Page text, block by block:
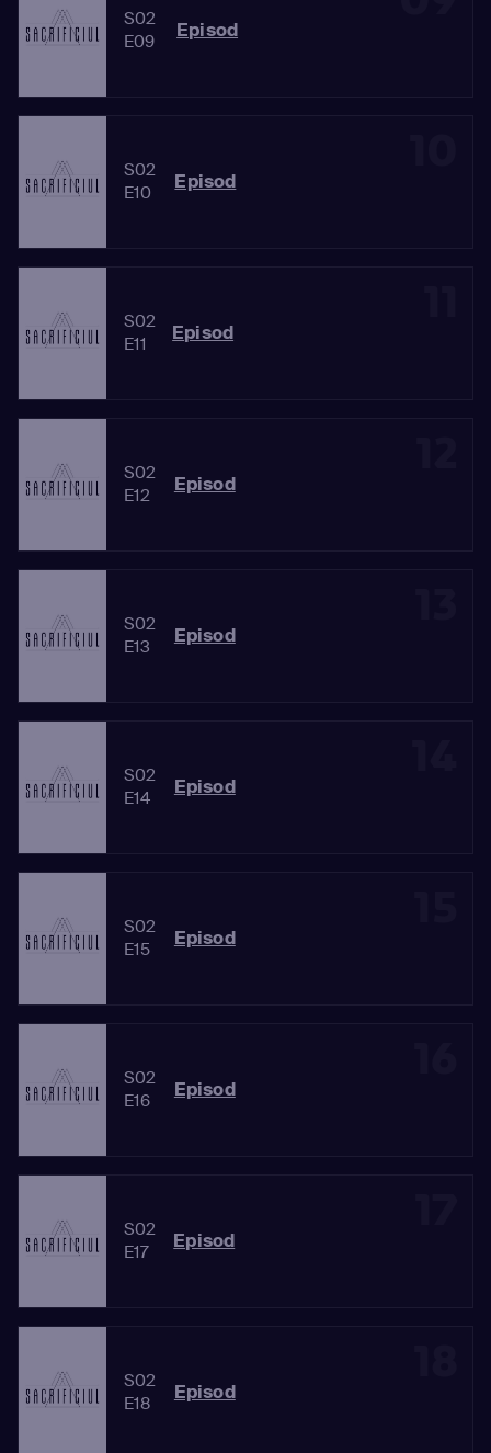
S02
E09
Episod
S02
E10
Episod
S02
E11
Episod
S02
E12
Episod
S02
E13
Episod
S02
E14
Episod
S02
E15
Episod
S02
E16
Episod
S02
E17
Episod
S02
E18
Episod